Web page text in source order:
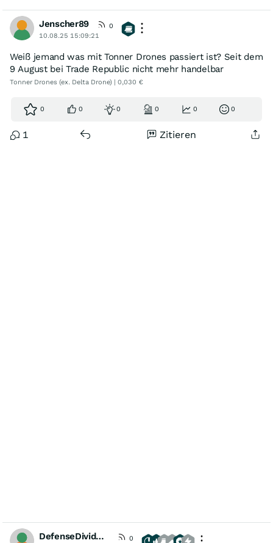
Jenscher89
0
10.08.25 15:09:21
Weiß jemand was mit Tonner Drones passiert ist? Seit dem
9 August bei Trade Republic nicht mehr handelbar
Tonner Drones (ex. Delta Drone) | 0,030 €
0 0 0 0 0 0
1 Zitieren
DefenseDividendHunter
0